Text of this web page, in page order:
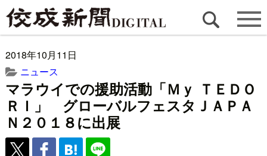
2018年10月11日
ニュース
マラウイでの援助活動「Ｍｙ ＴＥＤＯ
ＲＩ」 グローバルフェスタＪＡＰＡ
Ｎ２０１８に出展